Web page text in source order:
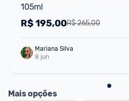
105ml
R$ 265,00
R$195,00
Mariana Silva
8 jun
Mais opções